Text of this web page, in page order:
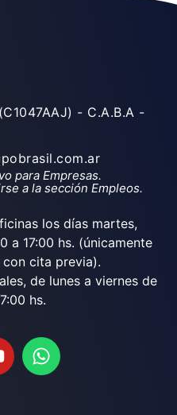
- C.A.B.A -
para Empresas.
a la sección Empleos.
los días martes,
a 17:00 hs. (únicamente
con cita previa).
de lunes a viernes de
hs.